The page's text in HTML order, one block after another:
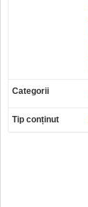
Categorii
Tip conținut